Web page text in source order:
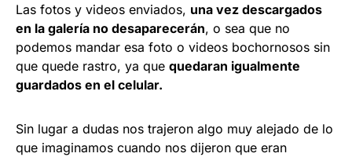
Las fotos y videos enviados, una vez descargados
en la galería no desaparecerán, o sea que no
podemos mandar esa foto o videos bochornosos sin
que quede rastro, ya que quedaran igualmente
guardados en el celular.
Sin lugar a dudas nos trajeron algo muy alejado de lo
que imaginamos cuando nos dijeron que eran